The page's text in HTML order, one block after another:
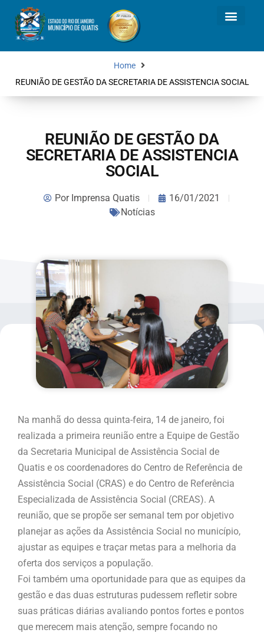
Home
REUNIÃO DE GESTÃO DA SECRETARIA DE ASSISTENCIA SOCIAL
REUNIÃO DE GESTÃO DA
SECRETARIA DE ASSISTENCIA
SOCIAL
PorImprensa Quatis
16/01/2021
Notícias
Na manhã do dessa quinta-feira, 14 de janeiro, foi
realizada a primeira reunião entre a Equipe de Gestão
da Secretaria Municipal de Assistência Social de
Quatis e os coordenadores do Centro de Referência de
Assistência Social (CRAS) e do Centro de Referência
Especializada de Assistência Social (CREAS). A
reunião, que se propõe ser semanal tem por objetivo
planejar as ações da Assistência Social no município,
ajustar as equipes e traçar metas para a melhoria da
oferta dos serviços a população.
Foi também uma oportunidade para que as equipes da
gestão e das duas estruturas pudessem refletir sobre
suas práticas diárias avaliando pontos fortes e pontos
que merecem mais atenção, sempre focando no